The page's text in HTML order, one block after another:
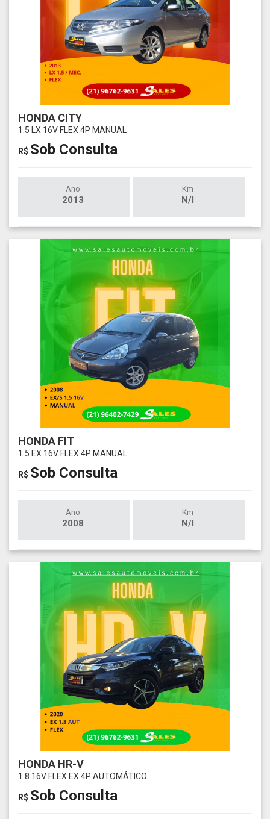
HONDA CITY
1.5 LX 16V FLEX 4P MANUAL
R$ Sob Consulta
Ano
2013
Km
N/I
HONDA FIT
1.5 EX 16V FLEX 4P MANUAL
R$ Sob Consulta
Ano
2008
Km
N/I
HONDA HR-V
1.8 16V FLEX EX 4P AUTOMÁTICO
R$ Sob Consulta